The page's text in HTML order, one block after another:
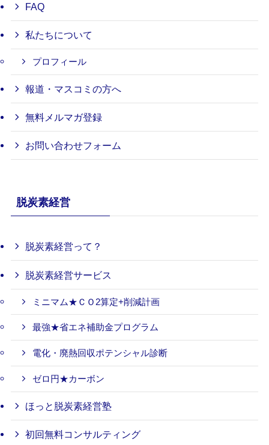
FAQ
私たちについて
プロフィール
報道・マスコミの方へ
無料メルマガ登録
お問い合わせフォーム
脱炭素経営
脱炭素経営って？
脱炭素経営サービス
ミニマム★ＣＯ2算定+削減計画
最強★省エネ補助金プログラム
電化・廃熱回収ポテンシャル診断
ゼロ円★カーボン
ほっと脱炭素経営塾
初回無料コンサルティング